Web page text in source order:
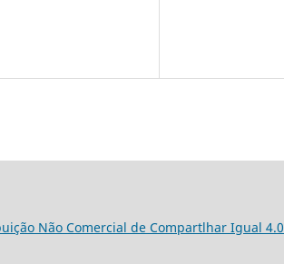
Não Comercial de Compartlhar Igual 4.0